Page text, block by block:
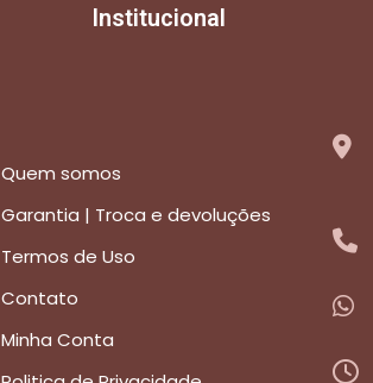
Institucional
Quem somos
Garantia | Troca e devoluções
Termos de Uso
Contato
Minha Conta